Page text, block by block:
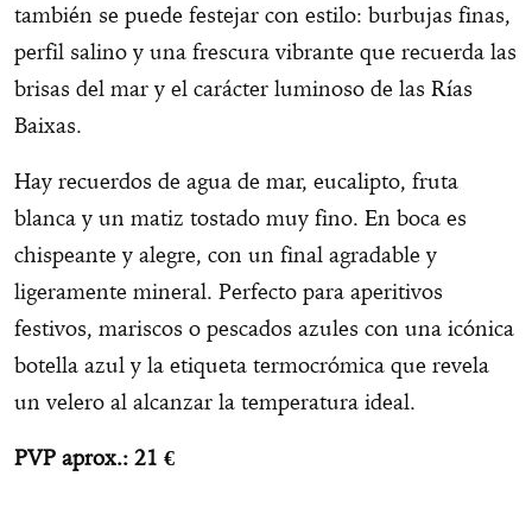
también se puede festejar con estilo: burbujas finas,
perfil salino y una frescura vibrante que recuerda las
brisas del mar y el carácter luminoso de las Rías
Baixas.
Hay recuerdos de agua de mar, eucalipto, fruta
blanca y un matiz tostado muy fino. En boca es
chispeante y alegre, con un final agradable y
ligeramente mineral. Perfecto para aperitivos
festivos, mariscos o pescados azules con una icónica
botella azul y la etiqueta termocrómica que revela
un velero al alcanzar la temperatura ideal.
PVP aprox.: 21 €